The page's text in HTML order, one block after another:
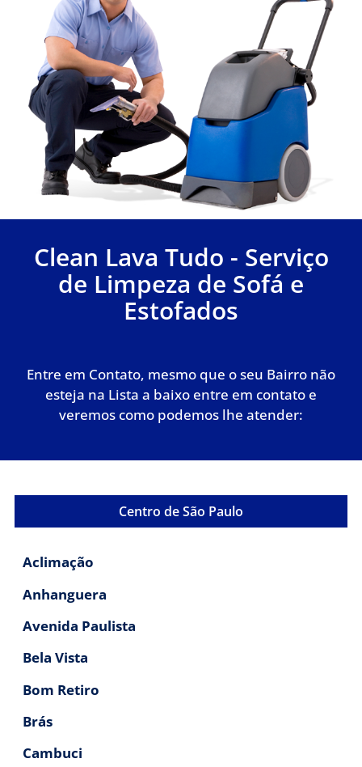
Clean Lava Tudo - Serviço
de Limpeza de Sofá e
Estofados
Entre em Contato, mesmo que o seu Bairro não
esteja na Lista a baixo entre em contato e
veremos como podemos lhe atender:
Centro de São Paulo
Aclimação
Anhanguera
Avenida Paulista
Bela Vista
Bom Retiro
Brás
Cambuci